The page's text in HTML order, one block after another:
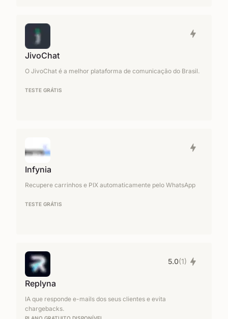
JivoChat
O JivoChat é a melhor plataforma de comunicação do Brasil.
TESTE GRÁTIS
Infynia
Recupere carrinhos e PIX automaticamente pelo WhatsApp
TESTE GRÁTIS
Replyna
IA que responde e-mails dos seus clientes e evita
chargebacks.
5.0(1)